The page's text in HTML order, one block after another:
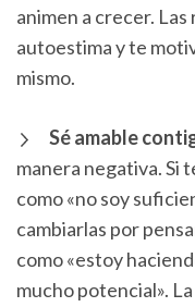
animen a crecer.
autoestima y te
mismo.
Sé amable
manera negativa. Si
como «no soy
cambiarlas por
como «estoy
mucho potencial».